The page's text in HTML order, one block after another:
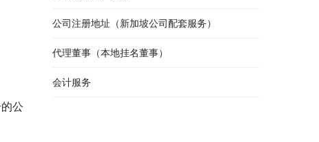
公
公司注册地址（新加坡公司配套服务）
代理董事（本地挂名董事）
会计服务